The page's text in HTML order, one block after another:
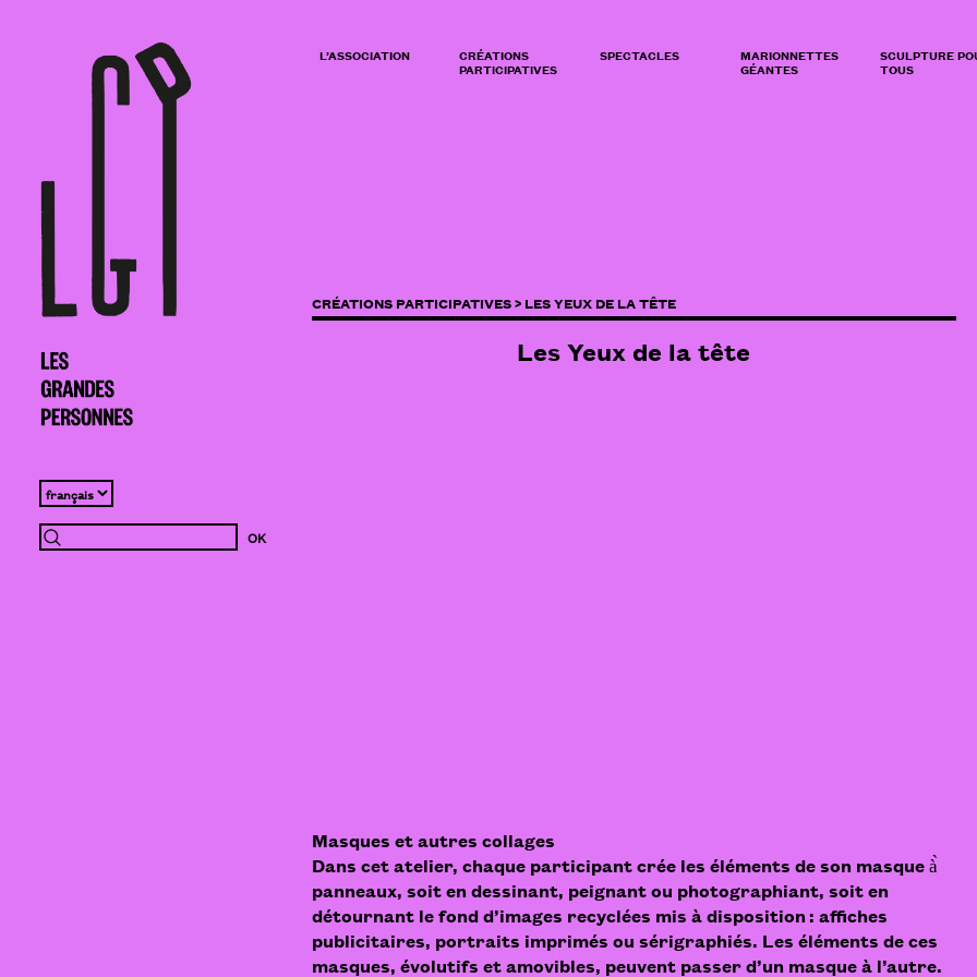
L’ASSOCIATION CRÉATIONS
PARTICIPATIVES
SPECTACLES MARIONNETTES
GÉANTES
SCULPTURE
TOUS
CRÉATIONS PARTICIPATIVES > LES YEUX DE LA TÊTE
Les Yeux de la tête
Masques et autres collages
Dans cet atelier, chaque participant crée les éléments de son masque à̀
panneaux, soit en dessinant, peignant ou photographiant, soit en
détournant le fond d’images recyclées mis à disposition : affiches
publicitaires, portraits imprimés ou sérigraphiés. Les éléments de ces
masques, évolutifs et amovibles, peuvent passer d’un masque à l’autre.